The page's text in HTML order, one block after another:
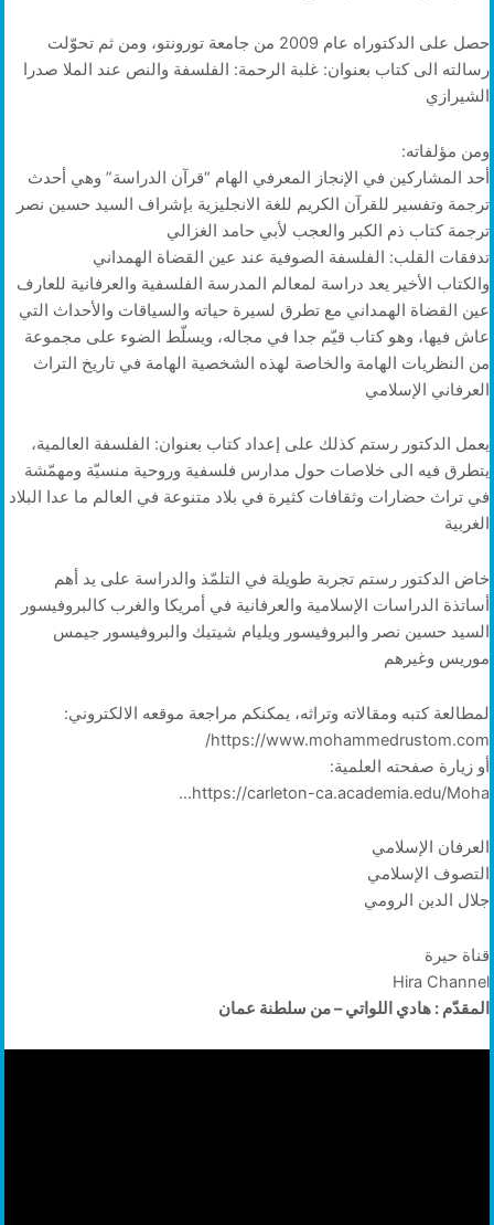
حصل على الدكتوراه عام 2009 من جامعة تورونتو، ومن ثم تحوّلت
رسالته الى كتاب بعنوان: غلبة الرحمة: الفلسفة والنص عند الملا صدرا
الشيرازي
ومن مؤلفاته:
أحد المشاركين في الإنجاز المعرفي الهام “قرآن الدراسة” وهي أحدث
ترجمة وتفسير للقرآن الكريم للغة الانجليزية بإشراف السيد حسين نصر
ترجمة كتاب ذم الكبر والعجب لأبي حامد الغزالي
تدفقات القلب: الفلسفة الصوفية عند عين القضاة الهمداني
والكتاب الأخير يعد دراسة لمعالم المدرسة الفلسفية والعرفانية للعارف
عين القضاة الهمداني مع تطرق لسيرة حياته والسياقات والأحداث التي
عاش فيها، وهو كتاب قيّم جدا في مجاله، ويسلّط الضوء على مجموعة
من النظريات الهامة والخاصة لهذه الشخصية الهامة في تاريخ التراث
العرفاني الإسلامي
يعمل الدكتور رستم كذلك على إعداد كتاب بعنوان: الفلسفة العالمية،
يتطرق فيه الى خلاصات حول مدارس فلسفية وروحية منسيّة ومهمّشة
في تراث حضارات وثقافات كثيرة في بلاد متنوعة في العالم ما عدا البلاد
الغربية
خاض الدكتور رستم تجربة طويلة في التلمّذ والدراسة على يد أهم
أساتذة الدراسات الإسلامية والعرفانية في أمريكا والغرب كالبروفيسور
السيد حسين نصر والبروفيسور ويليام شيتيك والبروفيسور جيمس
موريس وغيرهم
لمطالعة كتبه ومقالاته وتراثه، يمكنكم مراجعة موقعه الالكتروني:
https://www.mohammedrustom.com/
أو زيارة صفحته العلمية:
https://carleton-ca.academia.edu/Moha…
العرفان الإسلامي
التصوف الإسلامي
جلال الدين الرومي
قناة حيرة
Hira Channel
المقدّم : هادي اللواتي – من سلطنة عمان